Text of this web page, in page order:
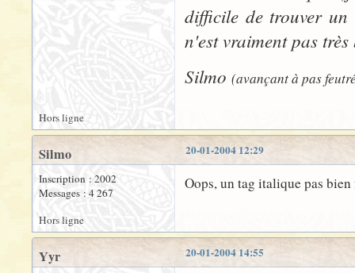
difficile de trouver
n'est vraiment pas
Silmo (avançant à pas
Hors ligne
20-01-2004 12:29
Silmo
Inscription : 2002
Messages : 4 267
Oops, un tag italique pas
Hors ligne
20-01-2004 14:55
Yyr